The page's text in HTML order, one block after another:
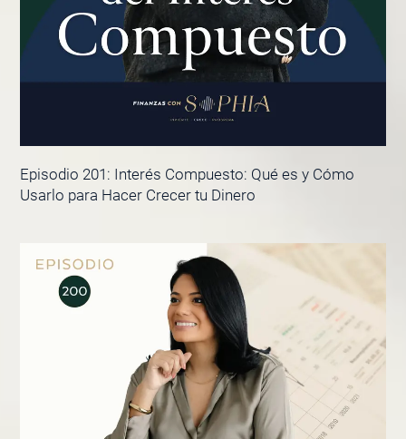
Episodio 201: Interés Compuesto: Qué es y Cómo
Usarlo para Hacer Crecer tu Dinero